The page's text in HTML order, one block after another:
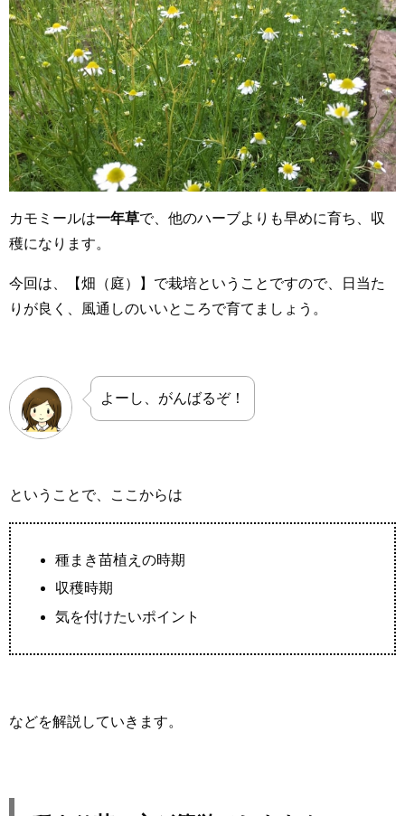
カモミールは一年草で、他のハーブよりも早めに育ち、収
穫になります。
今回は、【畑（庭）】で栽培ということですので、日当た
りが良く、風通しのいいところで育てましょう。
よーし、がんばるぞ！
ということで、ここからは
種まき苗植えの時期
収穫時期
気を付けたいポイント
などを解説していきます。